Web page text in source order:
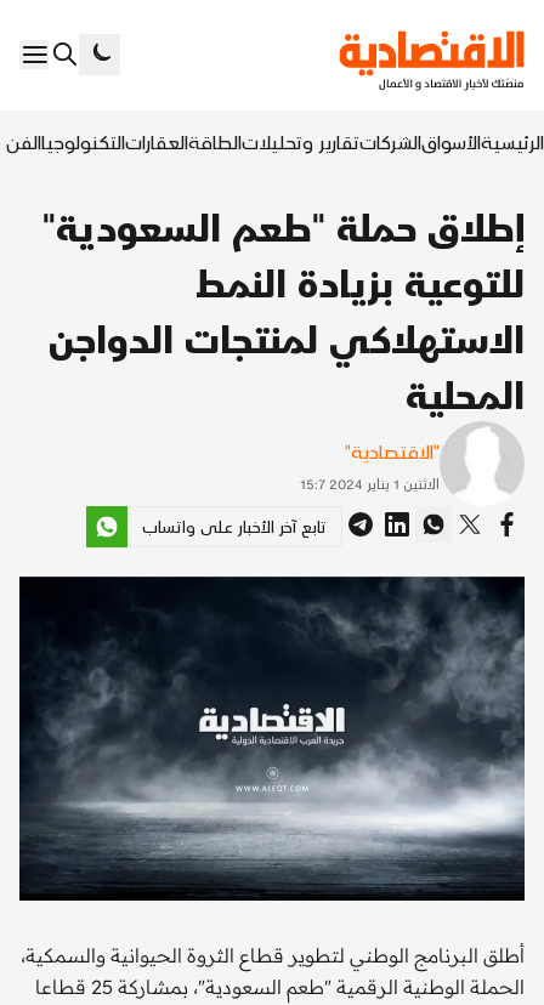
الرئيسيةالأسواقالشركاتتقارير وتحليلاتالطاقةالعقاراتالتكنولوجياالفن
إطلاق حملة "طعم السعودية"
للتوعية بزيادة النمط
الاستهلاكي لمنتجات الدواجن
المحلية
"الاقتصادية"
الاثنين 1 يناير 2024 15:7
تابع آخر الأخبار على واتساب
أطلق البرنامج الوطني لتطوير قطاع الثروة الحيوانية والسمكية،
الحملة الوطنية الرقمية "طعم السعودية"، بمشاركة 25 قطاعا